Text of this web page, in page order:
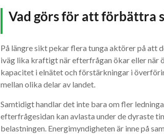
Vad görs för att förbättra
På längre sikt pekar flera tunga aktörer på att
iväg lika kraftigt när efterfrågan ökar eller när
kapacitet i elnätet och förstärkningar i
mellan olika delar av landet.
Samtidigt handlar det inte bara om fler
efterfrågesidan kan avlasta under de dyraste
belastningen. Energimyndigheten är inne på